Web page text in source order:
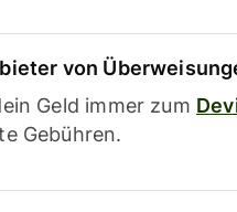
von
Geld immer zum
Gebühren.